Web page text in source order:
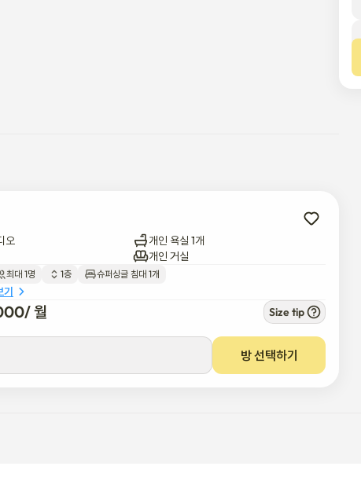
마트)가 있습니다
오
개인 욕실 1개
개인 거실
최대 1명 1층 슈퍼싱글 침대 1개
기
/ 월 Size tip
방 선택하기